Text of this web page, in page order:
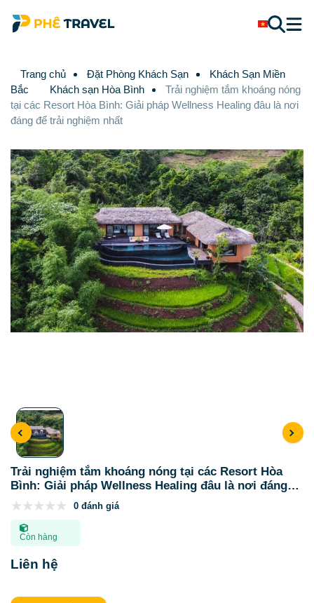
Trang chủ Đặt Phòng Khách Sạn
Khách Sạn Miền
Bắc
Khách sạn Hòa Bình
Trải nghiệm tắm khoáng nóng
tại các Resort Hòa Bình: Giải pháp Wellness Healing đâu là nơi
đáng để trải nghiệm nhất
Trải nghiệm tắm khoáng nóng tại các Resort Hòa
Bình: Giải pháp Wellness Healing đâu là nơi đáng
để trải nghiệm nhất
0 đánh giá
Còn hàng
Liên hệ